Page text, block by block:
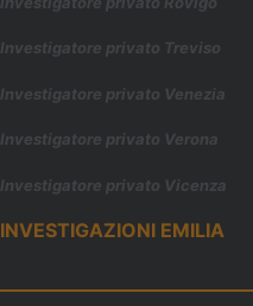
Investigatore privato Treviso
Investigatore privato Venezia
Investigatore privato Verona
Investigatore privato Vicenza
INVESTIGAZIONI EMILIA